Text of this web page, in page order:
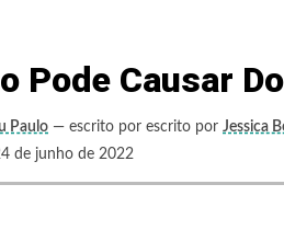
Pode Causar
Paulo — escrito por escrito por Jessica
de junho de 2022